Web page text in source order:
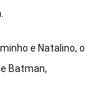
e Natalino, o
Batman,